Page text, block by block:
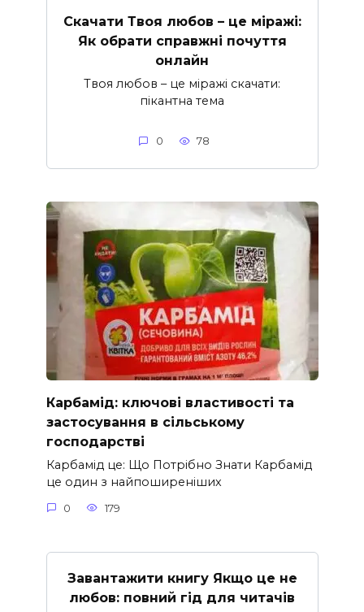
Скачати Твоя любов – це міражі:
Як обрати справжні почуття
онлайн
Твоя любов – це міражі скачати:
пікантна тема
0 78
Карбамід: ключові властивості та
застосування в сільському
господарстві
Карбамід це: Що Потрібно Знати Карбамід
це один з найпоширеніших
0 179
Завантажити книгу Якщо це не
любов: повний гід для читачів